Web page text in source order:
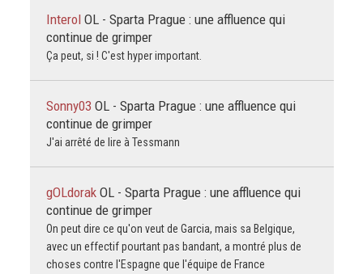
Interol OL - Sparta Prague : une affluence qui
continue de grimper
Ça peut, si ! C'est hyper important.
Sonny03 OL - Sparta Prague : une affluence qui
continue de grimper
J'ai arrêté de lire à Tessmann
gOLdorak OL - Sparta Prague : une affluence qui
continue de grimper
On peut dire ce qu'on veut de Garcia, mais sa Belgique,
avec un effectif pourtant pas bandant, a montré plus de
choses contre l'Espagne que l'équipe de France